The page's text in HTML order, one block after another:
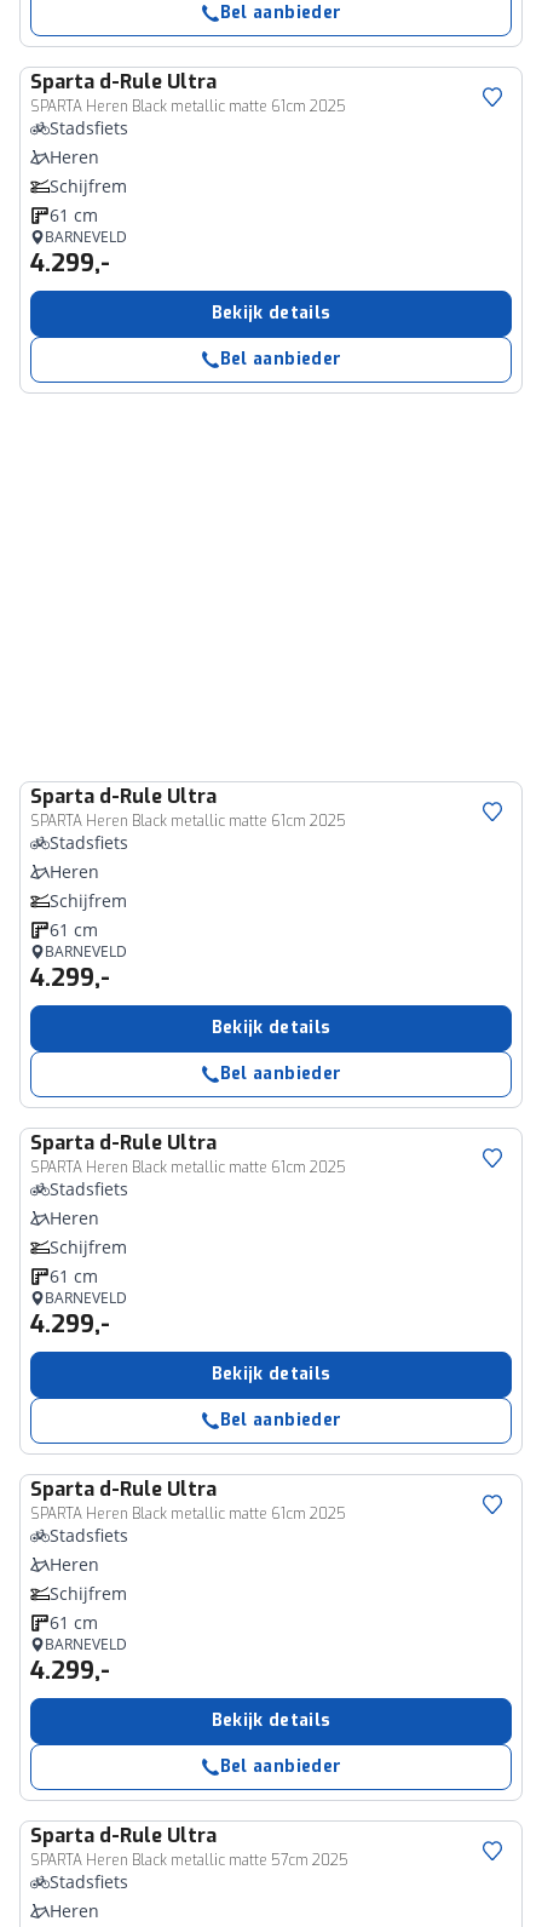
Bel aanbieder
Sparta d-Rule Ultra
SPARTA Heren Black metallic matte 61cm 2025
Stadsfiets
Heren
Schijfrem
61 cm
BARNEVELD
4.299,-
Bekijk details
Bel aanbieder
Sparta d-Rule Ultra
SPARTA Heren Black metallic matte 61cm 2025
Stadsfiets
Heren
Schijfrem
61 cm
BARNEVELD
4.299,-
Bekijk details
Bel aanbieder
Sparta d-Rule Ultra
SPARTA Heren Black metallic matte 61cm 2025
Stadsfiets
Heren
Schijfrem
61 cm
BARNEVELD
4.299,-
Bekijk details
Bel aanbieder
Sparta d-Rule Ultra
SPARTA Heren Black metallic matte 61cm 2025
Stadsfiets
Heren
Schijfrem
61 cm
BARNEVELD
4.299,-
Bekijk details
Bel aanbieder
Sparta d-Rule Ultra
SPARTA Heren Black metallic matte 57cm 2025
Stadsfiets
Heren